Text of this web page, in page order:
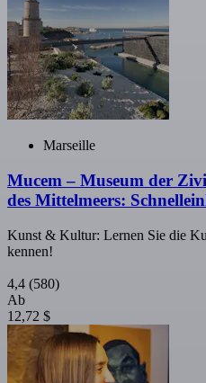
Marseille
Mucem – Museum der
des Mittelmeers:
Kunst & Kultur: Lernen Sie die
kennen!
4,4 (580)
Ab
12,72 $